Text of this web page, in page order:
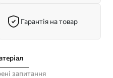
Гарантія на товар
запитання